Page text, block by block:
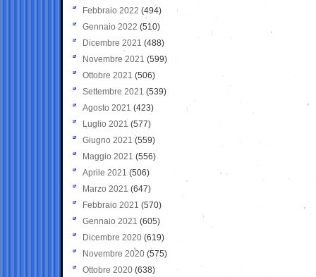
Febbraio 2022 (494)
Gennaio 2022 (510)
Dicembre 2021 (488)
Novembre 2021 (599)
Ottobre 2021 (506)
Settembre 2021 (539)
Agosto 2021 (423)
Luglio 2021 (577)
Giugno 2021(559)
Maggio 2021 (556)
Aprile 2021 (506)
Marzo 2021 (647)
Febbraio 2021 (570)
Gennaio 2021 (605)
Dicembre 2020 (619)
Novembre 2020 (575)
Ottobre 2020 (638)